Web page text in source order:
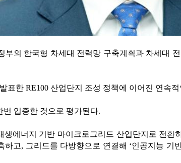
의 한국형 차세대 전력망 구축계획과 차세대
표한 RE100 산업단지 조성 정책에 이어진 연속
입증한 것으로 평가된다.
에너지 기반 마이크로그리드 산업단지로 전
고, 그리드를 다방향으로 연결해 ‘인공지능